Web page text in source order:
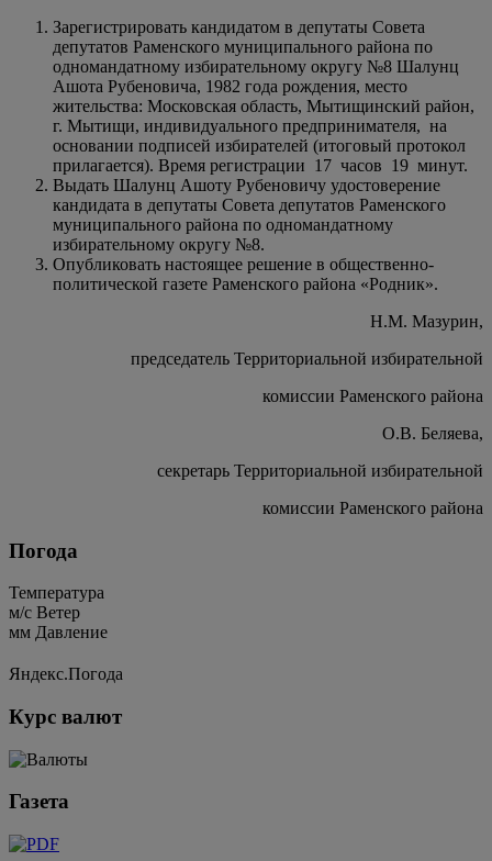
Зарегистрировать кандидатом в депутаты Совета
депутатов Раменского муниципального района по
одномандатному избирательному округу №8 Шалунц
Ашота Рубеновича, 1982 года рождения, место
жительства: Московская область, Мытищинский район,
г. Мытищи, индивидуального предпринимателя, на
основании подписей избирателей (итоговый протокол
прилагается). Время регистрации 17 часов 19 минут.
Выдать Шалунц Ашоту Рубеновичу удостоверение
кандидата в депутаты Совета депутатов Раменского
муниципального района по одномандатному
избирательному округу №8.
Опубликовать настоящее решение в общественно-
политической газете Раменского района «Родник».
Н.М. Мазурин,
председатель Территориальной избирательной
комиссии Раменского района
О.В. Беляева,
секретарь Территориальной избирательной
комиссии Раменского района
Погода
Температура
м/c Ветер
мм Давление
Яндекс.Погода
Курс валют
Газета